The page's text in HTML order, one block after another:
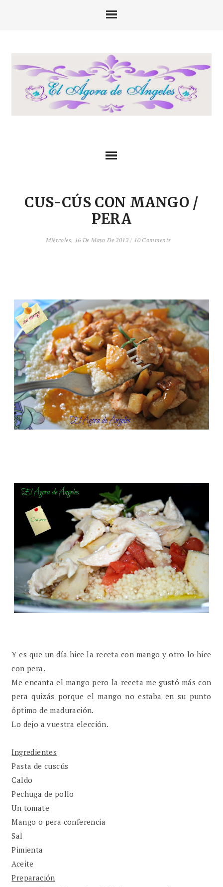
CUS-CÚS CON MANGO /
PERA
Miércoles, 16 De Mayo De 2012 / 10 Comments
Y es que un día hice la receta con mango y otro lo hice
con pera.
Me encanta el mango pero la receta me gustó más con
pera quizás porque el mango no estaba en su punto
óptimo de maduración.
Lo dejo a vuestra elección.
Ingredientes
Pasta de cuscús
Caldo
Pechuga de pollo
Un tomate
Mango o pera conferencia
Sal
Pimienta
Aceite
Preparación